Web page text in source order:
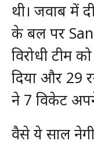
थी। जवाब में
के बल पर
विरोधी टीम
दिया और 29
ने 7 विकेट
वैसे ये साल